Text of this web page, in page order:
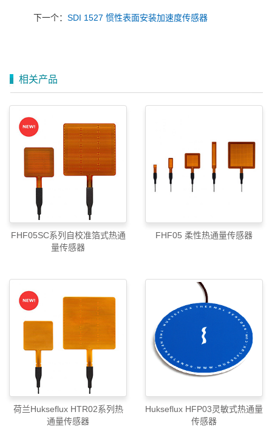
下一个： SDI 1527 惯性表面安装加速度传感器
相关产品
FHF05SC系列自校准箔式热通
量传感器
FHF05 柔性热通量传感器
荷兰Hukseflux HTR02系列热
通量传感器
Hukseflux HFP03灵敏式热通量
传感器